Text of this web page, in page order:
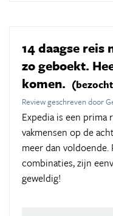
14 daagse reis
zo geboekt.
komen.
Review geschreven door
Expedia is een
vakmensen op de
meer dan
combinaties, zijn
geweldig!